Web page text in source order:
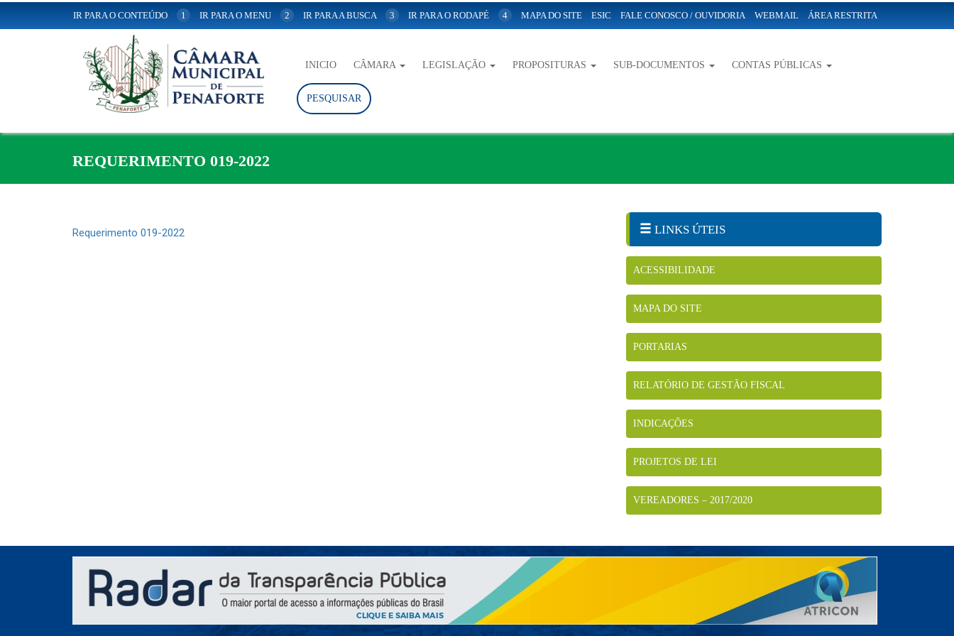
IR PARA O CONTEÚDO 1 IR PARA O MENU 2 IR PARA A BUSCA 3 IR PARA O RODAPÉ 4 MAPA DO SITE ESIC FALE CONOSCO / OUVIDORIA WEBMAIL ÁREA RESTRITA
INICIO CÂMARA LEGISLAÇÃO PROPOSITURAS SUB-DOCUMENTOS CONTAS PÚBLICAS
PESQUISAR
REQUERIMENTO 019-2022
Requerimento 019-2022 LINKS ÚTEIS
ACESSIBILIDADE
MAPA DO SITE
PORTARIAS
RELATÓRIO DE GESTÃO FISCAL
INDICAÇÕES
PROJETOS DE LEI
VEREADORES – 2017/2020